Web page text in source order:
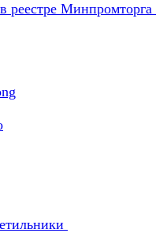
реестре Минпромторга